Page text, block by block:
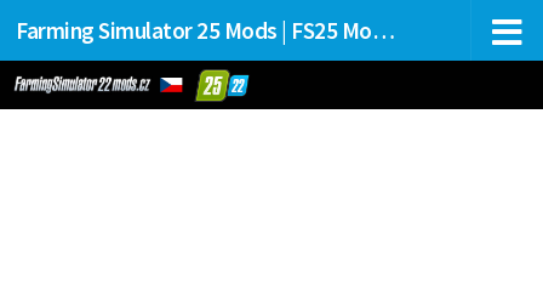
Farming Simulator 25 Mods | FS25 Mods Stahování